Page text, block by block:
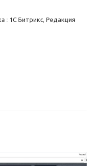
: 1С Битрикс, Редакция